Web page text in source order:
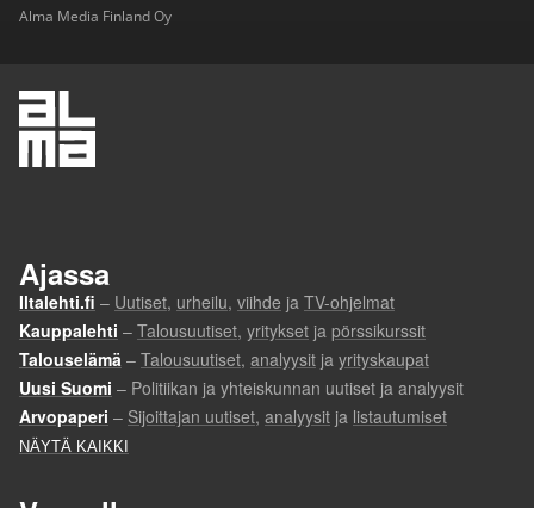
Alma Media Finland Oy